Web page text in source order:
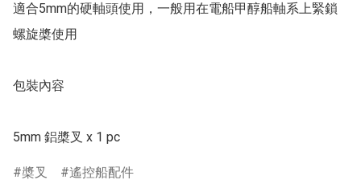
適合5mm的硬軸頭使用，一般用在電船甲醇船軸系上緊鎖
螺旋槳使用
包裝內容
5mm 鋁槳叉 x 1 pc
槳叉 遙控船配件